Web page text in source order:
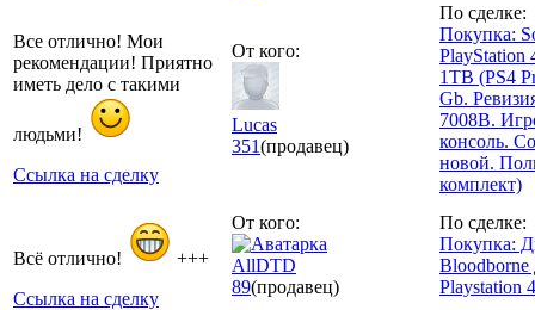
Все отлично! Мои
рекомендации! Приятно
иметь дело с такими
людьми!
Ссылка на сделку
От кого:
Lucas
351(продавец)
По сделке:
Покупка:
PlayStation
1TB (PS4
Gb.
7008B.
консоль.
новой.
комплект)
Всё отлично!
+++
Ссылка на сделку
От кого:
AllDTD
89(продавец)
По сделке:
Покупка:
Bloodborne
Playstation